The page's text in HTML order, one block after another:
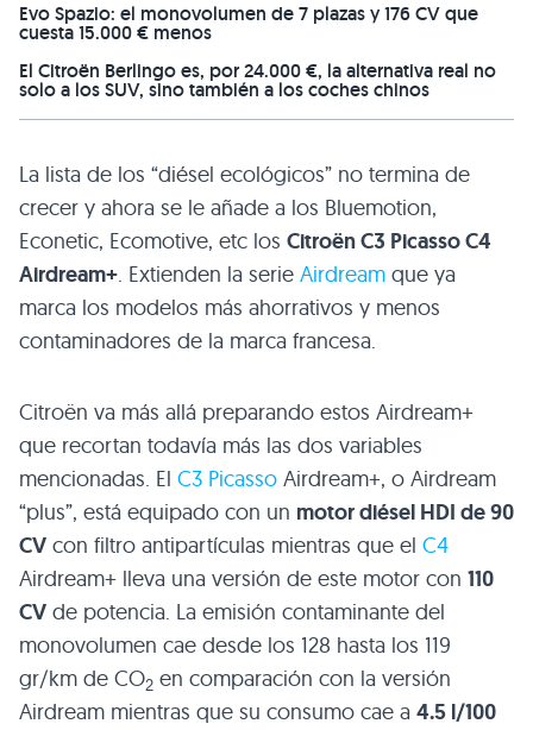
Evo Spazio: el monovolumen de 7 plazas y 176 CV que
cuesta 15.000 € menos
El Citroën Berlingo es, por 24.000 €, la alternativa real no
solo a los SUV, sino también a los coches chinos
La lista de los “diésel ecológicos” no termina de
crecer y ahora se le añade a los Bluemotion,
Econetic, Ecomotive, etc los CitroënC3 PicassoC4
Airdream+. Extienden la serie Airdream que ya
marca los modelos más ahorrativos y menos
contaminadores de la marca francesa.
Citroën va más allá preparando estos Airdream+
que recortan todavía más las dos variables
mencionadas. El C3 Picasso Airdream+, o Airdream
“plus”, está equipado con un motor diésel HDI de 90
CV con filtro antipartículas mientras que el C4
Airdream+ lleva una versión de este motor con 110
CV de potencia. La emisión contaminante del
monovolumen cae desde los 128 hasta los 119
gr/km de CO2 en comparación con la versión
Airdream mientras que su consumo cae a 4.5 l/100